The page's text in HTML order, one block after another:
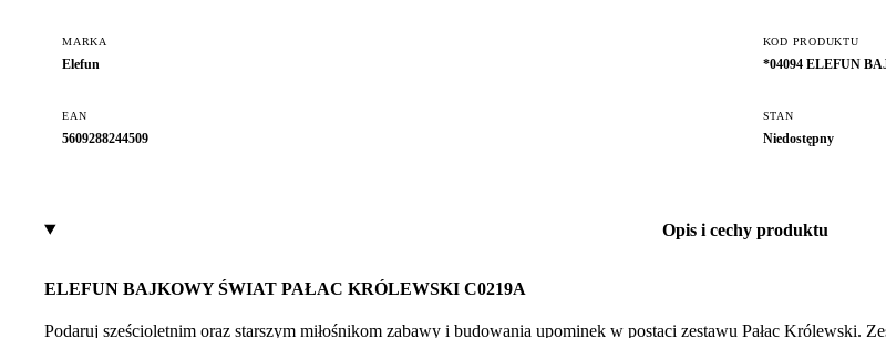
MARKA
Elefun
KOD PRODUKTU
*04094 ELEFUN
EAN
5609288244509
STAN
Niedostępny
Opis i cechy produktu
ELEFUN BAJKOWY ŚWIAT PAŁAC KRÓLEWSKI C0219A
Podaruj sześcioletnim oraz starszym miłośnikom zabawy i budowania upominek w postaci zestawu Pałac Królewski.